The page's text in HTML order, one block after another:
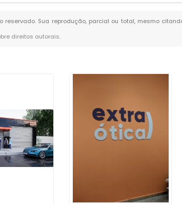
reservado. Sua reprodução, parcial ou total, mesmo
direitos autorais.